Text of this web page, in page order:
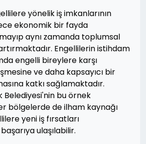
yönelik iş imkanlarının
ekonomik bir fayda
aynı zamanda toplumsal
Engellilerin istihdam
engelli bireylere karşı
ve daha kapsayıcı bir
katkı sağlamaktadır.
Belediyesi'nin bu örnek
bölgelerde de ilham kaynağı
yeni iş fırsatları
ulaşılabilir.